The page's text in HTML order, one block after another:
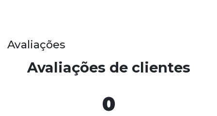
Avaliações
Avaliações de clientes
0